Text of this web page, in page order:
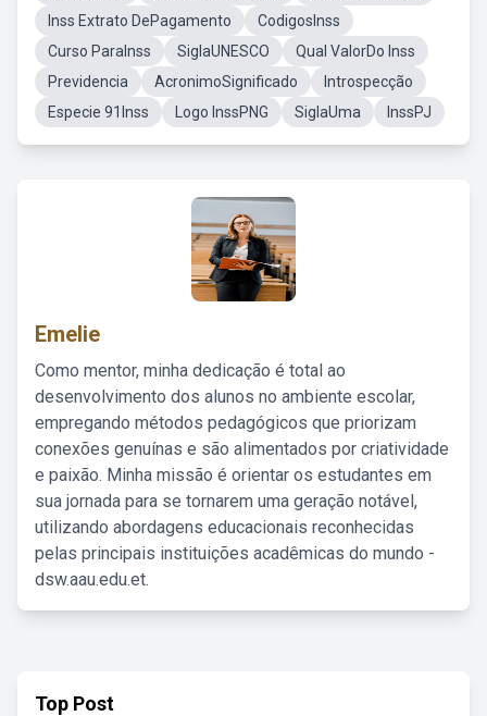
Inss Extrato DePagamento
CodigosInss
Curso ParaInss
SiglaUNESCO
Qual ValorDo Inss
Previdencia
AcronimoSignificado
Introspecção
Especie 91Inss
Logo InssPNG SiglaUma InssPJ
Emelie
Como mentor, minha dedicação é total ao
desenvolvimento dos alunos no ambiente escolar,
empregando métodos pedagógicos que priorizam
conexões genuínas e são alimentados por criatividade
e paixão. Minha missão é orientar os estudantes em
sua jornada para se tornarem uma geração notável,
utilizando abordagens educacionais reconhecidas
pelas principais instituições acadêmicas do mundo -
dsw.aau.edu.et.
Top Post